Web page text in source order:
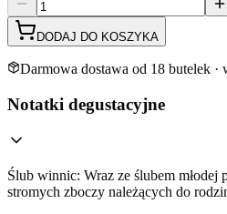
DODAJ DO KOSZYKA
Darmowa dostawa od 18 butelek ·
Notatki degustacyjne
Ślub winnic: Wraz ze ślubem młodej
stromych zboczy należących do